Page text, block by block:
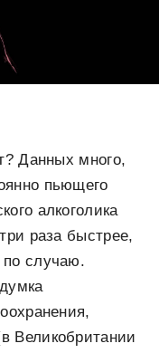
Данных много,
пьющего
алкоголика
раза быстрее,
по случаю.
Великобритании